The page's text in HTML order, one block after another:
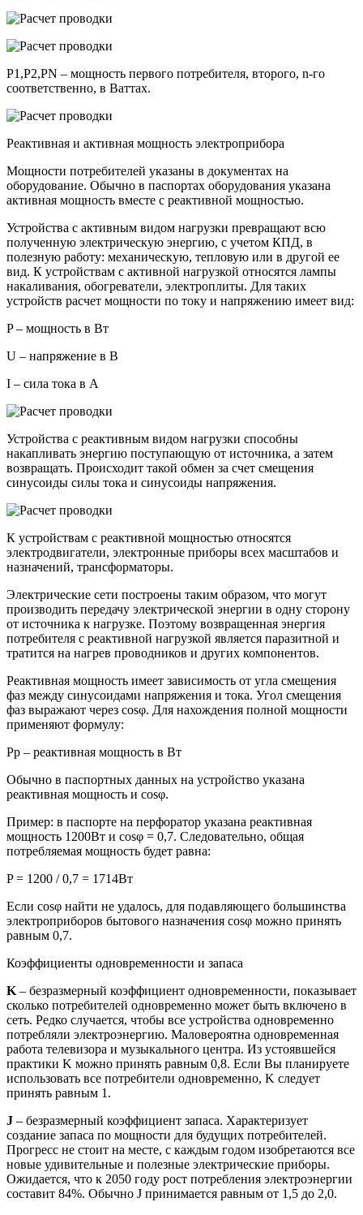
P1,P2,PN – мощность первого потребителя, второго, n-го
соответственно, в Ваттах.
Реактивная и активная мощность электроприбора
Мощности потребителей указаны в документах на
оборудование. Обычно в паспортах оборудования указана
активная мощность вместе с реактивной мощностью.
Устройства с активным видом нагрузки превращают всю
полученную электрическую энергию, с учетом КПД, в
полезную работу: механическую, тепловую или в другой ее
вид. К устройствам с активной нагрузкой относятся лампы
накаливания, обогреватели, электроплиты. Для таких
устройств расчет мощности по току и напряжению имеет вид:
P – мощность в Вт
U – напряжение в В
I – сила тока в А
Устройства с реактивным видом нагрузки способны
накапливать энергию поступающую от источника, а затем
возвращать. Происходит такой обмен за счет смещения
синусоиды силы тока и синусоиды напряжения.
К устройствам с реактивной мощностью относятся
электродвигатели, электронные приборы всех масштабов и
назначений, трансформаторы.
Электрические сети построены таким образом, что могут
производить передачу электрической энергии в одну сторону
от источника к нагрузке. Поэтому возвращенная энергия
потребителя с реактивной нагрузкой является паразитной и
тратится на нагрев проводников и других компонентов.
Реактивная мощность имеет зависимость от угла смещения
фаз между синусоидами напряжения и тока. Угол смещения
фаз выражают через cosφ. Для нахождения полной мощности
применяют формулу:
Pр – реактивная мощность в Вт
Обычно в паспортных данных на устройство указана
реактивная мощность и cosφ.
Пример: в паспорте на перфоратор указана реактивная
мощность 1200Вт и cosφ = 0,7. Следовательно, общая
потребляемая мощность будет равна:
P = 1200 / 0,7 = 1714Вт
Если cosφ найти не удалось, для подавляющего большинства
электроприборов бытового назначения cosφ можно принять
равным 0,7.
Коэффициенты одновременности и запаса
K – безразмерный коэффициент одновременности, показывает
сколько потребителей одновременно может быть включено в
сеть. Редко случается, чтобы все устройства одновременно
потребляли электроэнергию. Маловероятна одновременная
работа телевизора и музыкального центра. Из устоявшейся
практики K можно принять равным 0,8. Если Вы планируете
использовать все потребители одновременно, K следует
принять равным 1.
J – безразмерный коэффициент запаса. Характеризует
создание запаса по мощности для будущих потребителей.
Прогресс не стоит на месте, с каждым годом изобретаются все
новые удивительные и полезные электрические приборы.
Ожидается, что к 2050 году рост потребления электроэнергии
составит 84%. Обычно J принимается равным от 1,5 до 2,0.